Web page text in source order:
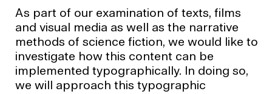
As part of our examination of texts, films
and visual media as well as the narrative
methods of science fiction, we would like to
investigate how this content can be
implemented typographically. In doing so,
we will approach this typographic